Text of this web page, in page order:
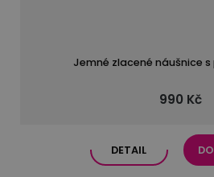
Jemné zlacené náušnice
990 Kč
DETAIL